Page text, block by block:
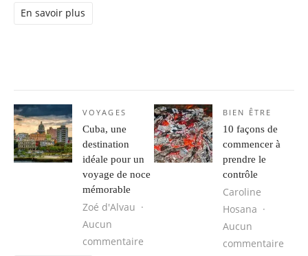
En savoir plus
VOYAGES
Cuba, une
destination
idéale pour un
voyage de noce
mémorable
Zoé d'Alvau
Aucun
commentaire sur Cuba, une destination idéale
BIEN ÊTRE
10 façons de
commencer à
prendre le
contrôle
Caroline
Hosana
Aucun
commentaire